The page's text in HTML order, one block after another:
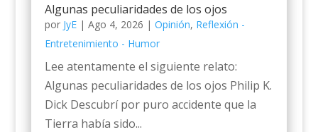
Algunas peculiaridades de los ojos
por JyE| Ago 4, 2026 | Opinión, Reflexión -
Entretenimiento - Humor
Lee atentamente el siguiente relato:
Algunas peculiaridades de los ojos Philip K.
Dick Descubrí por puro accidente que la
Tierra había sido...